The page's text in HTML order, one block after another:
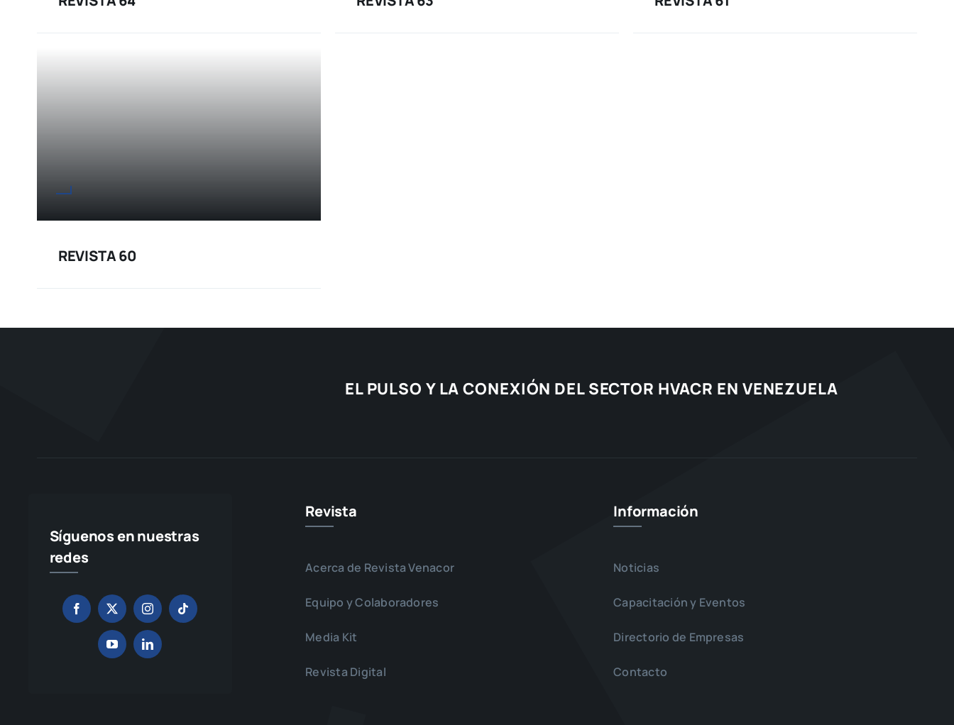
REVISTA 60
EL PULSO Y LA CONEXIÓN DEL SECTOR HVACR EN VENEZUELA
Síguenos en nuestras
redes
Revista
Acerca de Revista Venacor
Equipo y Colaboradores
Media Kit
Revista Digital
Información
Noticias
Capacitación y Eventos
Directorio de Empresas
Contacto